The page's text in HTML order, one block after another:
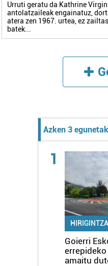
Urruti geratu da Kathrine
antolatzaileak engainatuz,
atera zen 1967. urtea, ez
batek...
Azken 3
1
HIRIGINTZA
Goierri
amaitu